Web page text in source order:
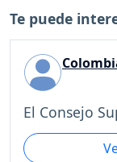
Te puede
El Consejo